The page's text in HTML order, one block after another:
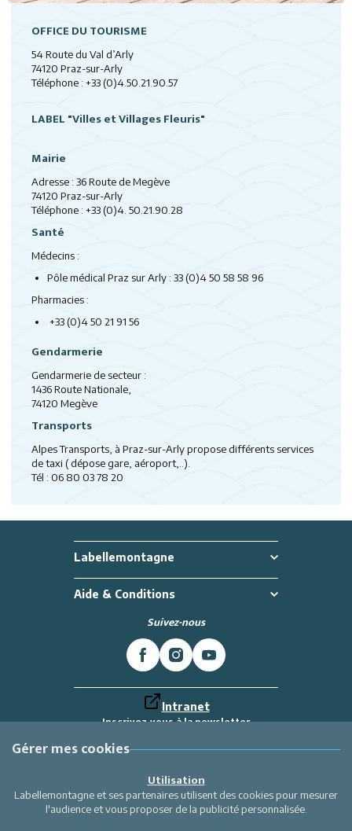
OFFICE DU TOURISME
54 Route du Val d’Arly
74120 Praz-sur-Arly
Téléphone : +33 (0)4.50.21.90.57
LABEL "Villes et Villages Fleuris"
Mairie
Adresse : 36 Route de Megève
74120 Praz-sur-Arly
Téléphone : +33 (0)4. 50.21.90.28
Santé
Médecins :
Pôle médical Praz sur Arly : 33 (0)4 50 58 58 96
Pharmacies :
+33 (0)4 50 21 91 56
Gendarmerie
Gendarmerie de secteur :
1436 Route Nationale,
74120 Megève
Transports
Alpes Transports, à Praz-sur-Arly propose différents services
de taxi ( dépose gare, aéroport,..).
Tél : 06 80 03 78 20
Labellemontagne
Aide & Conditions
Suivez-nous
Intranet
Inscrivez-vous à la newsletter
Labellemontagne
Gérer mes cookies
Utilisation
Labellemontagne et ses partenaires utilisent des cookies pour mesurer
l'audience et vous proposer de la publicité personnalisée.